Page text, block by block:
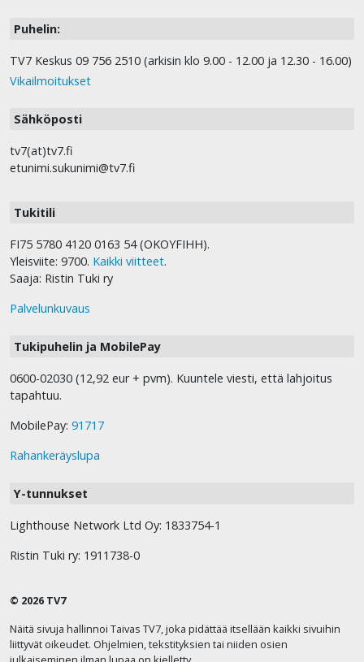
Puhelin:
TV7 Keskus 09 756 2510 (arkisin klo 9.00 - 12.00 ja 12.30 - 16.00)
Vikailmoitukset
Sähköposti
tv7(at)tv7.fi
etunimi.sukunimi@tv7.fi
Tukitili
FI75 5780 4120 0163 54 (OKOYFIHH).
Yleisviite: 9700. Kaikki viitteet.
Saaja: Ristin Tuki ry
Palvelunkuvaus
Tukipuhelin ja MobilePay
0600-02030 (12,92 eur + pvm). Kuuntele viesti, että lahjoitus
tapahtuu.
MobilePay: 91717
Rahankeräyslupa
Y-tunnukset
Lighthouse Network Ltd Oy: 1833754-1
Ristin Tuki ry: 1911738-0
© 2026 TV7
Näitä sivuja hallinnoi Taivas TV7, joka pidättää itsellään kaikki sivuihin
liittyvät oikeudet. Ohjelmien, tekstityksien tai niiden osien